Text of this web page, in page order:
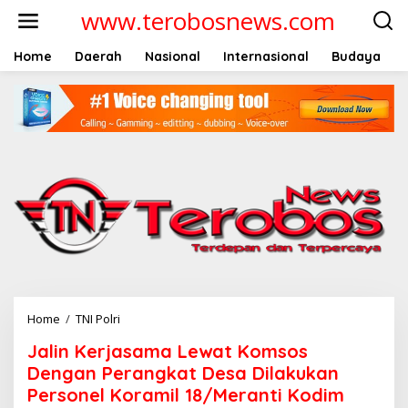
t
www.terobosnews.com
Home Daerah Nasional Internasional Budaya
Home / TNI Polri
l
i
n
K
Jalin Kerjasama Lewat Komsos
Dengan Perangkat Desa Dilakukan
Personel Koramil 18/Meranti Kodim